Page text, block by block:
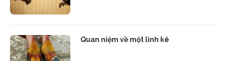
Quan niệm về một linh kê